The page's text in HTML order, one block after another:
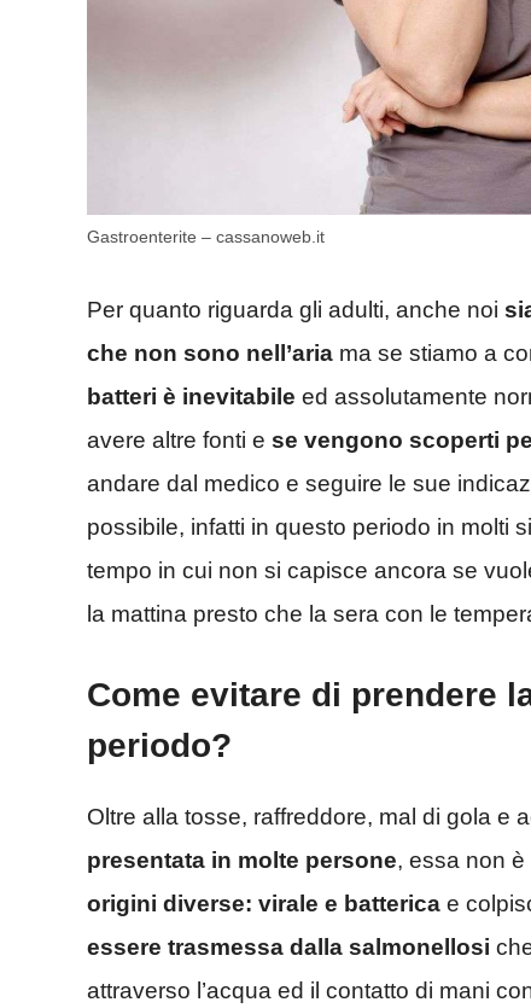
Gastroenterite – cassanoweb.it
Per quanto riguarda gli adulti, anche noi
che non sono nell’aria ma se stiamo a
batteri è inevitabile ed assolutamente
avere altre fonti e se vengono scoperti
andare dal medico e seguire le sue
possibile, infatti in questo periodo in molti
tempo in cui non si capisce ancora se
la mattina presto che la sera con le
Come evitare di prendere
periodo?
Oltre alla tosse, raffreddore, mal di gola e
presentata in molte persone, essa non
origini diverse: virale e batterica e
essere trasmessa dalla salmonellosi
attraverso l’acqua ed il contatto di mani